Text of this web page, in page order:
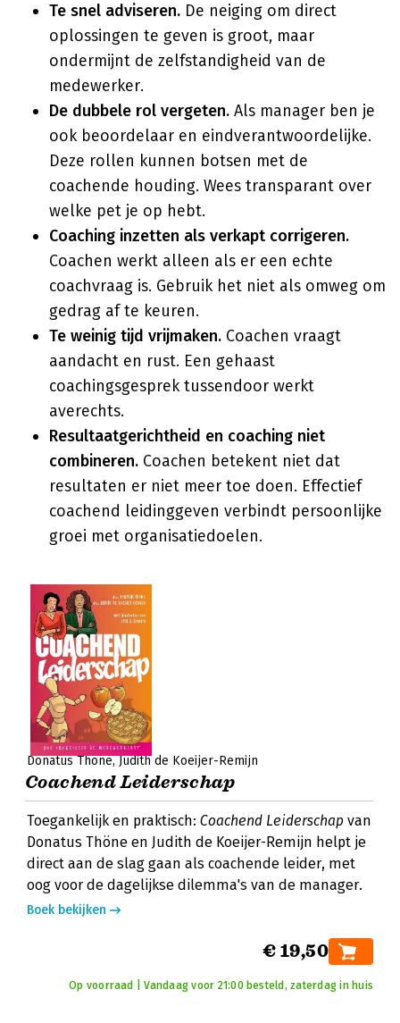
Te snel adviseren. De neiging om direct
oplossingen te geven is groot, maar
ondermijnt de zelfstandigheid van de
medewerker.
De dubbele rol vergeten. Als manager ben je
ook beoordelaar en eindverantwoordelijke.
Deze rollen kunnen botsen met de
coachende houding. Wees transparant over
welke pet je op hebt.
Coaching inzetten als verkapt corrigeren.
Coachen werkt alleen als er een echte
coachvraag is. Gebruik het niet als omweg om
gedrag af te keuren.
Te weinig tijd vrijmaken. Coachen vraagt
aandacht en rust. Een gehaast
coachingsgesprek tussendoor werkt
averechts.
Resultaatgerichtheid en coaching niet
combineren. Coachen betekent niet dat
resultaten er niet meer toe doen. Effectief
coachend leidinggeven verbindt persoonlijke
groei met organisatiedoelen.
Donatus Thöne Judith de Koeijer-Remijn
Coachend Leiderschap
Toegankelijk en praktisch: Coachend Leiderschap van
Donatus Thöne en Judith de Koeijer-Remijn helpt je
direct aan de slag gaan als coachende leider, met
oog voor de dagelijkse dilemma's van de manager.
Boek bekijken
€ 19,50
Op voorraad | Vandaag voor 21:00 besteld, zaterdag in huis